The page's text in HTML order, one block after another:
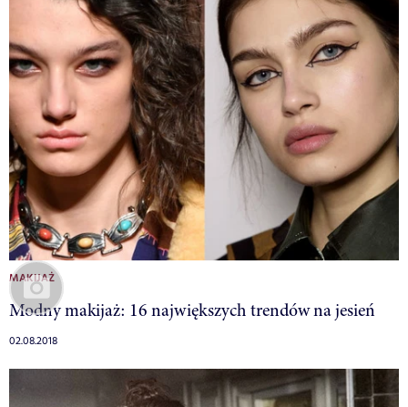
MAKIJAŻ
Modny makijaż: 16 największych trendów na jesień
02.08.2018